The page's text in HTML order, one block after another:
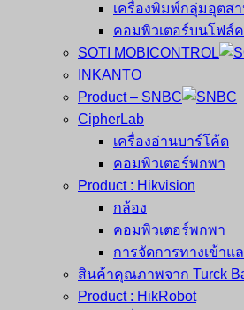
เครื่องพิมพ์กลุ่มอุตส
คอมพิวเตอร์บนโฟล์
SOTI MOBICONTROL
INKANTO
Product – SNBC
CipherLab
เครื่องอ่านบาร์โค้ด
คอมพิวเตอร์พกพา
Product : Hikvision
กล้อง
คอมพิวเตอร์พกพา
การจัดการทางเข้าแ
สินค้าคุณภาพจาก Turck
Product : HikRobot